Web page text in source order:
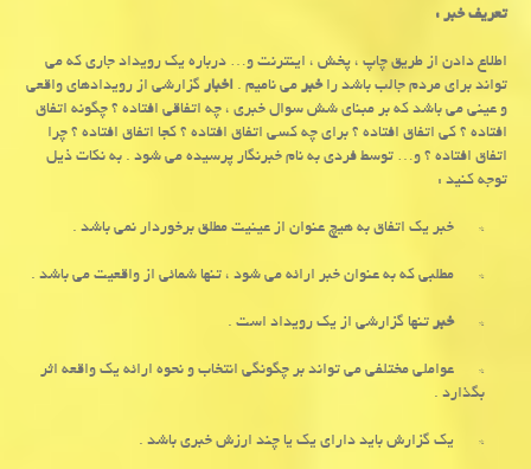
تعریف خبر :
اطلاع دادن از طریق چاپ ، پخش ، اینترنت و… درباره یک رویداد جاری که می
تواند برای مردم جالب باشد راخبرمی نامیم .اخبارگزارشی از رویدادهای واقعی
و عینی می باشد که بر مبنای شش سوال خبری ، چه اتفاقی افتاده ؟ چگونه اتفاق
افتاده ؟ کی اتفاق افتاده ؟ برای چه کسی اتفاق افتاده ؟ کجا اتفاق افتاده ؟ چرا
اتفاق افتاده ؟ و… توسط فردی به نام خبرنگار پرسیده می شود . به نکات ذیل
توجه کنید :
* خبر یک اتفاق به هیچ عنوان از عینیت مطلق برخوردار نمی باشد .
* مطلبی که به عنوان خبر ارائه می شود ، تنها شمائی از واقعیت می باشد .
* خبرتنها گزارشی از یک رویداد است .
* عواملی مختلفی می تواند بر چگونگی انتخاب و نحوه ارائه یک واقعه اثر
بگذارد .
* یک گزارش باید دارای یک یا چند ارزش خبری باشد .